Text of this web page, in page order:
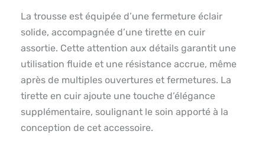
La trousse est équipée d’une fermeture éclair
solide, accompagnée d’une tirette en cuir
assortie. Cette attention aux détails garantit une
utilisation fluide et une résistance accrue, même
après de multiples ouvertures et fermetures. La
tirette en cuir ajoute une touche d’élégance
supplémentaire, soulignant le soin apporté à la
conception de cet accessoire.